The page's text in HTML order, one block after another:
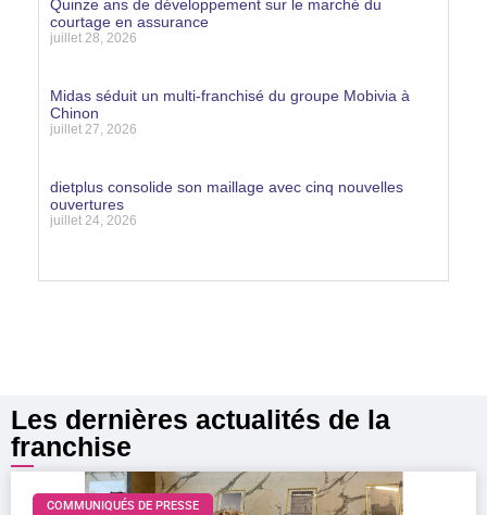
Quinze ans de développement sur le marché du
courtage en assurance
juillet 28, 2026
Midas séduit un multi-franchisé du groupe Mobivia à
Chinon
juillet 27, 2026
dietplus consolide son maillage avec cinq nouvelles
ouvertures
juillet 24, 2026
Les dernières actualités de la
franchise
COMMUNIQUÉS DE PRESSE